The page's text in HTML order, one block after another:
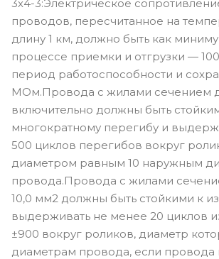
3х4-3:Электрическое
проводов, пересчитанное на
длину 1 км, должно быть как
процессе приемки и отгрузки —
период работоспособности и
МОм.Провода с жилами сечением
включительно должны быть
многократному перегибу и
500 циклов перегибов вокруг
диаметром равным 10 наружным
провода.Провода с жилами
10,0 мм2 должны быть стойкими к
выдерживать не менее 20 циклов
±900 вокруг роликов, диаметр
диаметрам провода, если провода